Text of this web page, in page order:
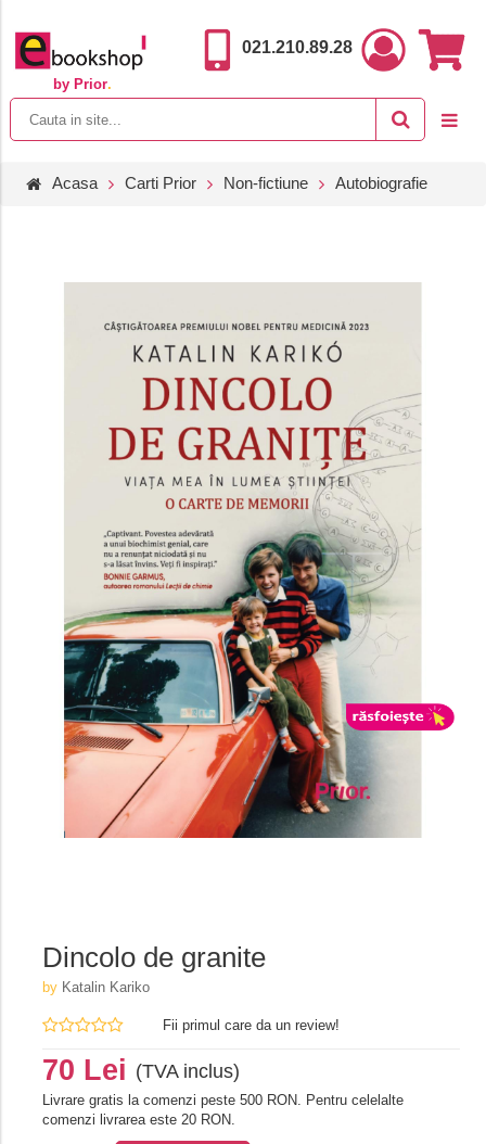
by Prior.
021.210.89.28
Acasa Carti Prior Non-fictiune Autobiografie
Dincolo de granite
by Katalin Kariko
Fii primul care da un review!
70 Lei (TVA inclus)
Livrare gratis la comenzi peste 500 RON. Pentru celelalte
comenzi livrarea este 20 RON.